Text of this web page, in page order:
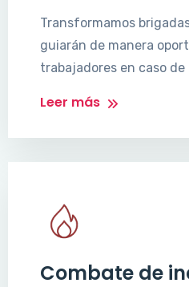
Transformamos
guiarán de manera
trabajadores en caso
Leer más
Combate de